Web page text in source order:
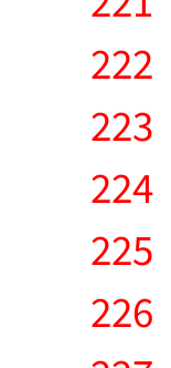
222
223
224
225
226